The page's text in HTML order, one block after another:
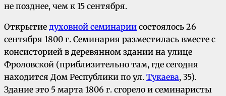
не позднее, чем к 15 сентября.
Открытие духовной семинарии состоялось 26
сентября 1800 г. Семинария разместилась вместе с
консисторией в деревянном здании на улице
Фроловской (приблизительно там, где сегодня
находится Дом Республики по ул. Тукаева, 35).
Здание это 5 марта 1806 г. сгорело и семинаристы